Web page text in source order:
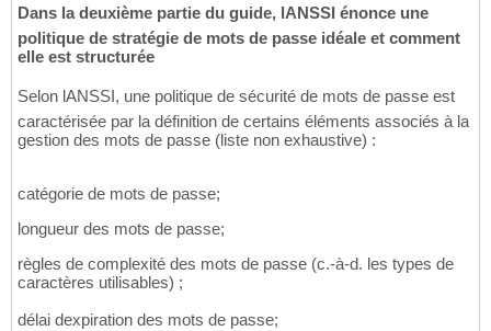
Dans la deuxième partie du guide, lANSSI énonce une
politique de stratégie de mots de passe idéale et comment
elle est structurée
Selon lANSSI, une politique de sécurité de mots de passe est
caractérisée par la définition de certains éléments associés à la
gestion des mots de passe (liste non exhaustive) :
catégorie de mots de passe;
longueur des mots de passe;
règles de complexité des mots de passe (c.-à-d. les types de
caractères utilisables) ;
délai dexpiration des mots de passe;